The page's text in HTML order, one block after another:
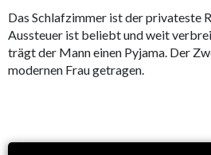
Das Schlafzimmer ist der privateste
Aussteuer ist beliebt und weit
trägt der Mann einen Pyjama. Der
modernen Frau getragen.